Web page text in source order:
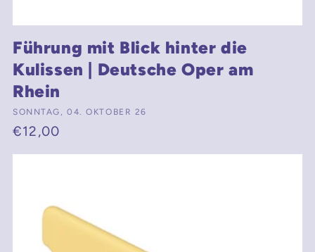
Führung mit Blick hinter die
Kulissen | Deutsche Oper am
Rhein
Anbieter:
SONNTAG, 04. OKTOBER 26
Normaler
€12,00